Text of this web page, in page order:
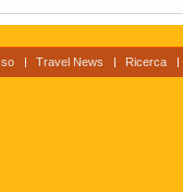
Travel News Ricerca